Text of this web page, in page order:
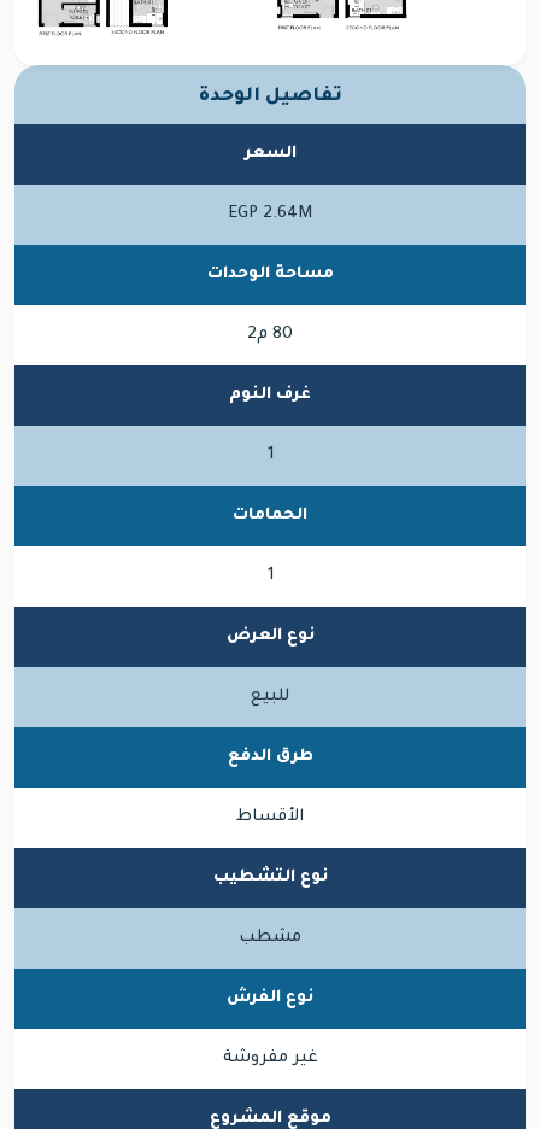
تفاصيل الوحدة
السعر
EGP 2.64M
مساحة الوحدات
80 م2
غرف النوم
1
الحمامات
1
نوع العرض
للبيع
طرق الدفع
الأقساط
نوع التشطيب
مشطب
نوع الفرش
غير مفروشة
موقع المشروع